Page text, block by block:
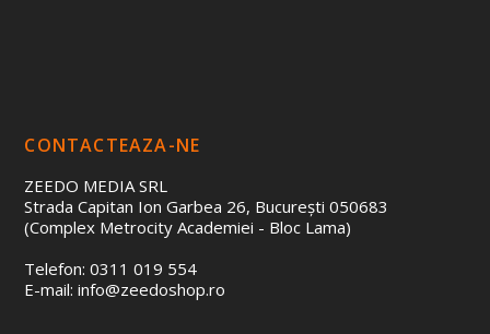
CONTACTEAZA-NE
ZEEDO MEDIA SRL
Strada Capitan Ion Garbea 26, București 050683
(Complex Metrocity Academiei - Bloc Lama)
Telefon: 0311 019 554
E-mail: info@zeedoshop.ro